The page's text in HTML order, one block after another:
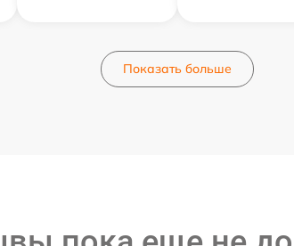
Показать больше